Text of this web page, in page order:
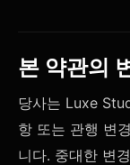
본 약관의
당사는 Luxe
항 또는 관행 변
니다. 중대한 변